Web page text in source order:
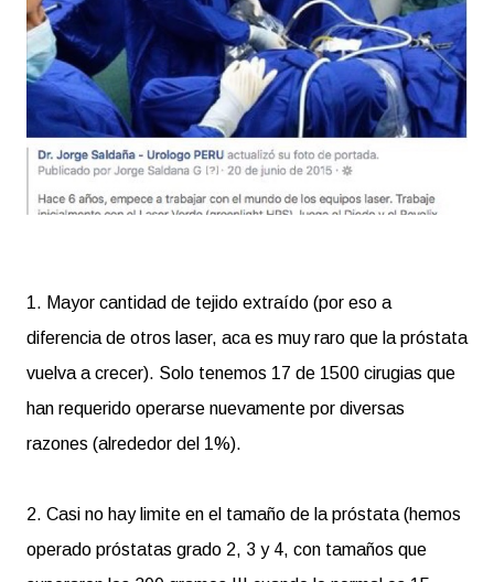
1. Mayor cantidad de tejido extraído (por eso a
diferencia de otros laser, aca es muy raro que la próstata
vuelva a crecer). Solo tenemos 17 de 1500 cirugias que
han requerido operarse nuevamente por diversas
razones (alrededor del 1%).
2. Casi no hay limite en el tamaño de la próstata (hemos
operado próstatas grado 2, 3 y 4, con tamaños que